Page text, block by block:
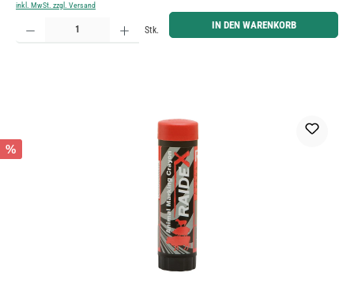
inkl. MwSt. zzgl. Versand
Produkt Anzahl: Gib den gewünschten Wert ein oder benutze die Schaltflächen um die Anzahl zu
Stk. IN DEN WARENKORB
%